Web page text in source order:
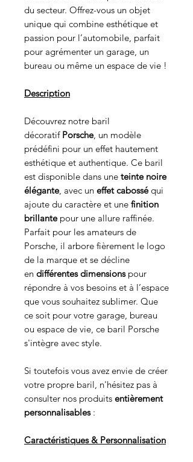
du secteur. Offrez-vous un objet
unique qui combine esthétique et
passion pour l’automobile, parfait
pour agrémenter un garage, un
bureau ou même un espace de vie !
Description
Découvrez notre baril
décoratif Porsche, un modèle
prédéfini pour un effet hautement
esthétique et authentique. Ce baril
est disponible dans une teinte noire
élégante, avec un effet cabosséqui
ajoute du caractère et une finition
brillantepour une allure raffinée.
Parfait pour les amateurs de
Porsche, il arbore fièrement le logo
de la marque et se décline
en différentes dimensionspour
répondre à vos besoins et à l’espace
que vous souhaitez sublimer. Que
ce soit pour votre garage, bureau
ou espace de vie, ce baril Porsche
s'intègre avec style.
Si toutefois vous avez envie de créer
votre propre baril, n'hésitez pas à
consulter nos produits entièrement
personnalisables:
Caractéristiques & Personnalisation